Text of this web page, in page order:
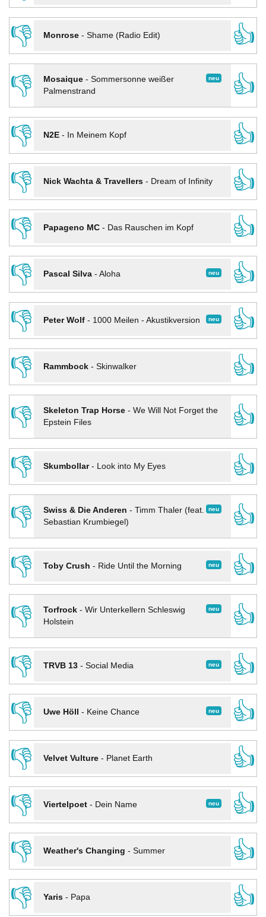
👎
Monrose- Shame (Radio Edit)
👍
👎
neu
Mosaique- Sommersonne weißer
Palmenstrand
👍
👎
N2E- In Meinem Kopf
👍
👎
Nick Wachta & Travellers- Dream of Infinity
👍
👎
Papageno MC- Das Rauschen im Kopf
👍
👎
neu
Pascal Silva- Aloha
👍
👎
neu
Peter Wolf- 1000 Meilen - Akustikversion
👍
👎
Rammbock- Skinwalker
👍
👎
Skeleton Trap Horse- We Will Not Forget the
Epstein Files
👍
👎
Skumbollar- Look into My Eyes
👍
👎
neu
Swiss & Die Anderen - Timm Thaler (feat.
Sebastian Krumbiegel)
👍
👎
neu
Toby Crush - Ride Until the Morning
👍
👎
neu
Torfrock- Wir Unterkellern Schleswig
Holstein
👍
👎
neu
TRVB 13- Social Media
👍
👎
neu
Uwe Höll - Keine Chance
👍
👎
Velvet Vulture- Planet Earth
👍
👎
neu
Viertelpoet- Dein Name
👍
👎
Weather's Changing - Summer
👍
👎
Yaris- Papa 👍